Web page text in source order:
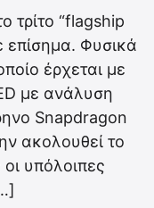
τρίτο “flagship
επίσημα. Φυσικά
έρχεται με
με ανάλυση
Snapdragon
ακολουθεί το
υπόλοιπες